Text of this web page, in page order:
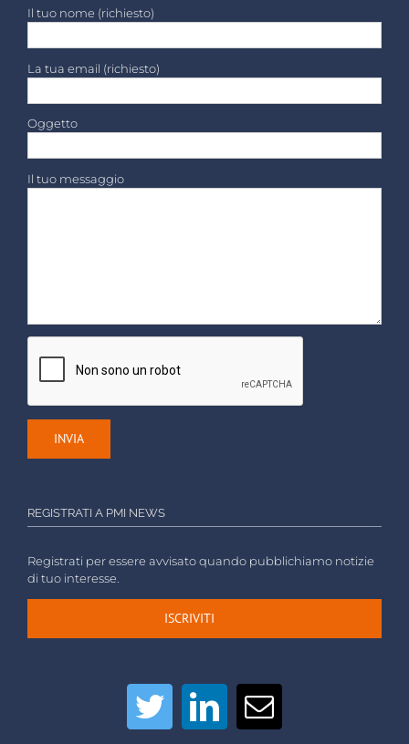
Il tuo nome (richiesto)
La tua email (richiesto)
Oggetto
Il tuo messaggio
REGISTRATI A PMI NEWS
Registrati per essere avvisato quando pubblichiamo notizie
di tuo interesse.
ISCRIVITI